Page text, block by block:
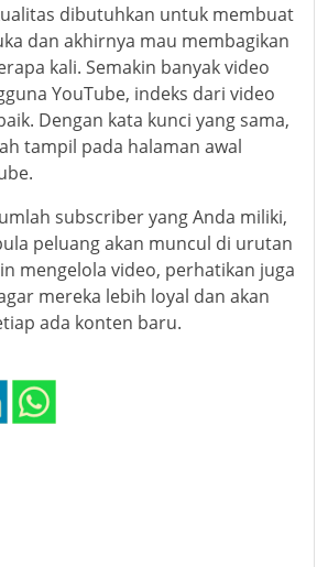
dibutuhkan untuk membuat
dan akhirnya mau membagikan
kali. Semakin banyak video
YouTube, indeks dari video
Dengan kata kunci yang sama,
tampil pada halaman awal
subscriber yang Anda miliki,
peluang akan muncul di urutan
mengelola video, perhatikan juga
mereka lebih loyal dan akan
ada konten baru.